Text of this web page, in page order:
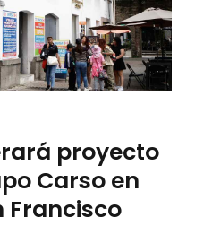
proyecto
Carso en
Francisco